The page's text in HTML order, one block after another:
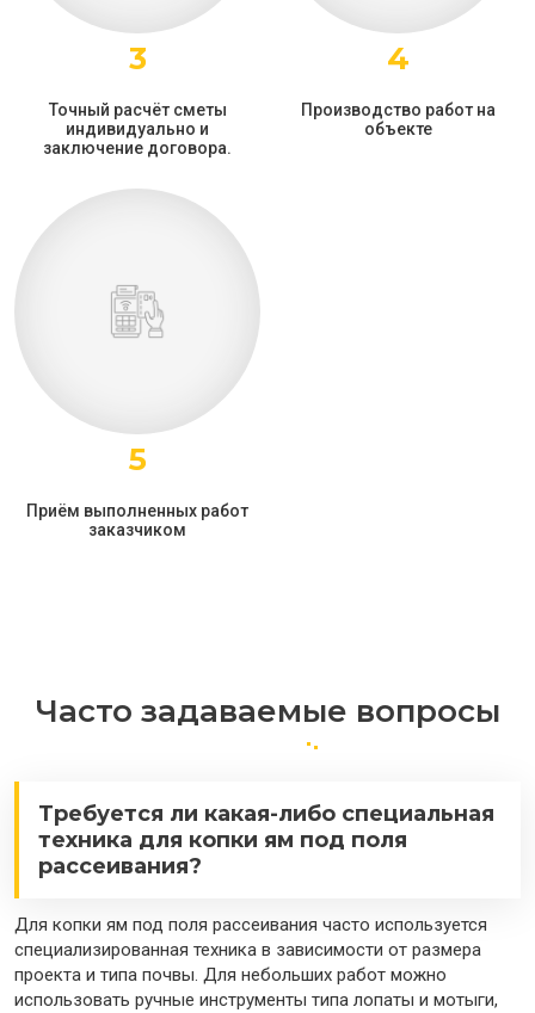
3
Точный расчёт сметы
индивидуально и
заключение договора.
4
Производство работ на
объекте
5
Приём выполненных работ
заказчиком
Часто задаваемые вопросы
Требуется ли какая-либо специальная
техника для копки ям под поля
рассеивания?
Для копки ям под поля рассеивания часто используется
специализированная техника в зависимости от размера
проекта и типа почвы. Для небольших работ можно
использовать ручные инструменты типа лопаты и мотыги,